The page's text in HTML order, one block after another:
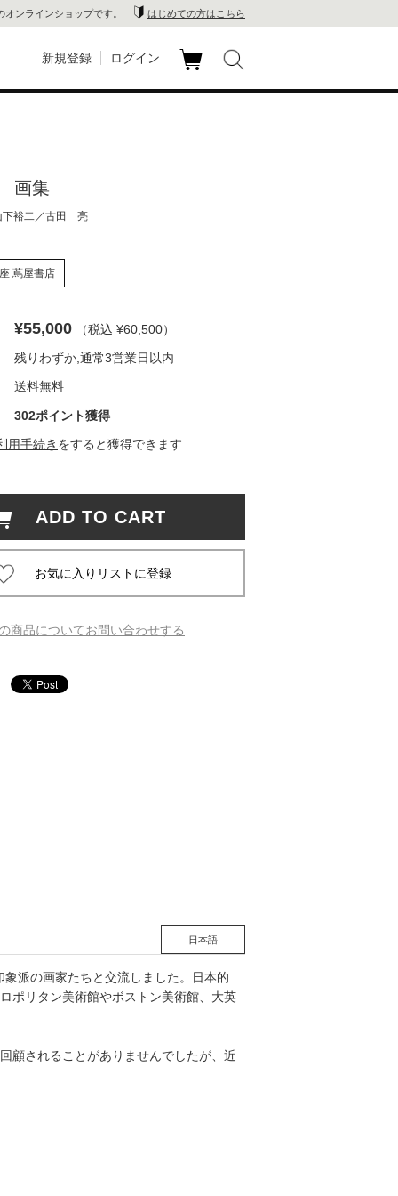
ンラインショップです。 はじめての方はこちら
蔦
屋
蔦
屋
屋
新規登録 ログイン
画集
下裕二／古田 亮
蔦屋書店
¥55,000 （税込 ¥60,500）
残りわずか,通常3営業日以内
送料無料
302ポイント獲得
用手続き をすると獲得できます
ADD TO CART
商品についてお問い合わせする
日本語
派の画家たちと交流しました。日本的
ポリタン美術館やボストン美術館、大英
顧されることがありませんでしたが、近